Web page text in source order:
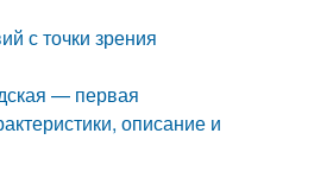
с точки зрения
— первая
описание и